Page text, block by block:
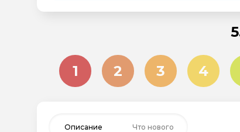
1 2 3 4
Описание Что нового